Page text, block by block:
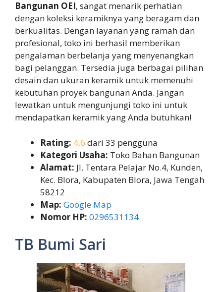
Bangunan OEI, sangat menarik perhatian
dengan koleksi keramiknya yang beragam dan
berkualitas. Dengan layanan yang ramah dan
profesional, toko ini berhasil memberikan
pengalaman berbelanja yang menyenangkan
bagi pelanggan. Tersedia juga berbagai pilihan
desain dan ukuran keramik untuk memenuhi
kebutuhan proyek bangunan Anda. Jangan
lewatkan untuk mengunjungi toko ini untuk
mendapatkan keramik yang Anda butuhkan!
Rating: 4,6 dari 33 pengguna
Kategori Usaha: Toko Bahan Bangunan
Alamat: Jl. Tentara Pelajar No.4, Kunden,
Kec. Blora, Kabupaten Blora, Jawa Tengah
58212
Map: Google Map
Nomor HP: 0296531134
TB Bumi Sari